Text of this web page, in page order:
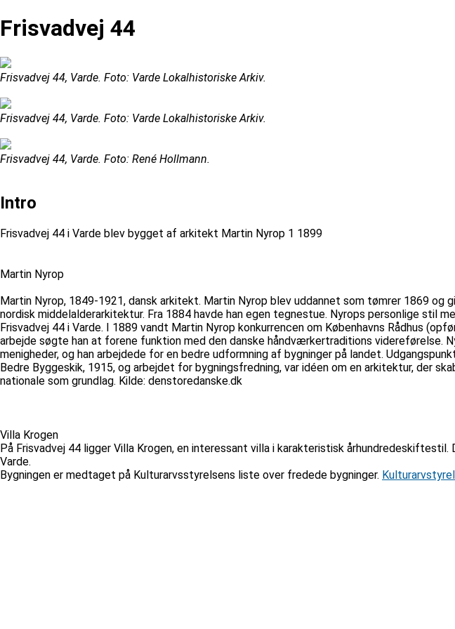
Frisvadvej 44
Frisvadvej 44, Varde. Foto: Varde Lokalhistoriske Arkiv.
Frisvadvej 44, Varde. Foto: Varde Lokalhistoriske Arkiv.
Frisvadvej 44, Varde. Foto: René Hollmann.
Intro
Frisvadvej 44 i Varde blev bygget af arkitekt Martin Nyrop 1 1899
Martin Nyrop
Martin Nyrop, 1849-1921, dansk arkitekt. Martin Nyrop blev uddannet som tømrer 1869
nordisk middelalderarkitektur. Fra 1884 havde han egen tegnestue. Nyrops personlige
Frisvadvej 44 i Varde. I 1889 vandt Martin Nyrop konkurrencen om Københavns Rådhus
arbejde søgte han at forene funktion med den danske håndværkertraditions
menigheder, og han arbejdede for en bedre udformning af bygninger på landet.
Bedre Byggeskik, 1915, og arbejdet for bygningsfredning, var idéen om en arkitektur, der
nationale som grundlag. Kilde: denstoredanske.dk
Villa Krogen
På Frisvadvej 44 ligger Villa Krogen, en interessant villa i karakteristisk
Varde.
Bygningen er medtaget på Kulturarvsstyrelsens liste over fredede bygninger.